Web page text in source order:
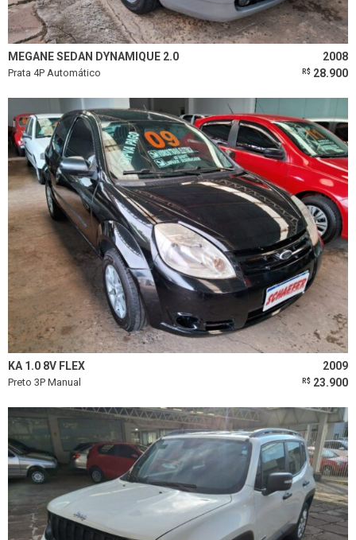
MEGANE SEDAN DYNAMIQUE 2.0 2008
Prata 4P Automático R$ 28.900
KA 1.0 8V FLEX 2009
Preto 3P Manual R$ 23.900